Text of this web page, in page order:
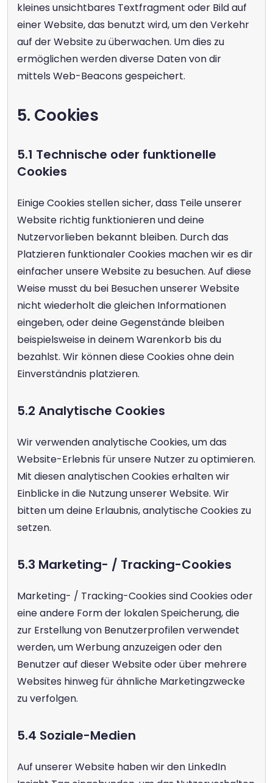
kleines unsichtbares Textfragment oder Bild auf
einer Website, das benutzt wird, um den Verkehr
auf der Website zu überwachen. Um dies zu
ermöglichen werden diverse Daten von dir
mittels Web-Beacons gespeichert.
5. Cookies
5.1 Technische oder funktionelle
Cookies
Einige Cookies stellen sicher, dass Teile unserer
Website richtig funktionieren und deine
Nutzervorlieben bekannt bleiben. Durch das
Platzieren funktionaler Cookies machen wir es dir
einfacher unsere Website zu besuchen. Auf diese
Weise musst du bei Besuchen unserer Website
nicht wiederholt die gleichen Informationen
eingeben, oder deine Gegenstände bleiben
beispielsweise in deinem Warenkorb bis du
bezahlst. Wir können diese Cookies ohne dein
Einverständnis platzieren.
5.2 Analytische Cookies
Wir verwenden analytische Cookies, um das
Website-Erlebnis für unsere Nutzer zu optimieren.
Mit diesen analytischen Cookies erhalten wir
Einblicke in die Nutzung unserer Website. Wir
bitten um deine Erlaubnis, analytische Cookies zu
setzen.
5.3 Marketing- / Tracking-Cookies
Marketing- / Tracking-Cookies sind Cookies oder
eine andere Form der lokalen Speicherung, die
zur Erstellung von Benutzerprofilen verwendet
werden, um Werbung anzuzeigen oder den
Benutzer auf dieser Website oder über mehrere
Websites hinweg für ähnliche Marketingzwecke
zu verfolgen.
5.4 Soziale-Medien
Auf unserer Website haben wir den LinkedIn